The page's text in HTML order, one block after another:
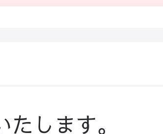
します。